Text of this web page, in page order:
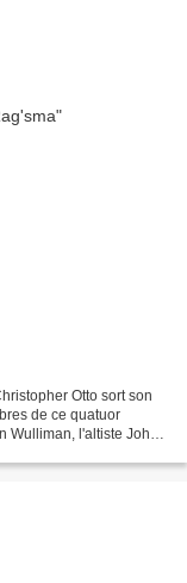
Otto sort son
de ce quatuor
l'altiste John